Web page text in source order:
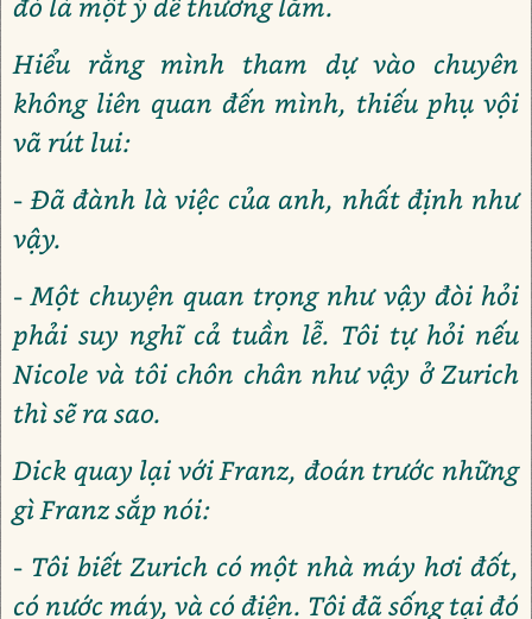
Hiểu rằng mình tham dự vào chuyên
không liên quan đến mình, thiếu phụ vội
vã rút lui:
- Đã đành là việc của anh, nhất định như
vậy.
- Một chuyện quan trọng như vậy đòi hỏi
phải suy nghĩ cả tuần lễ. Tôi tự hỏi nếu
Nicole và tôi chôn chân như vậy ở Zurich
thì sẽ ra sao.
Dick quay lại với Franz, đoán trước những
gì Franz sắp nói:
- Tôi biết Zurich có một nhà máy hơi đốt,
có nước máy, và có điện. Tôi đã sống tại đó